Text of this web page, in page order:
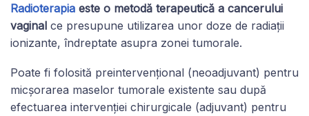
Radioterapia este o metodă terapeutică a cancerului
vaginal ce presupune utilizarea unor doze de radiații
ionizante, îndreptate asupra zonei tumorale.
Poate fi folosită preintervențional (neoadjuvant) pentru
micșorarea maselor tumorale existente sau după
efectuarea intervenției chirurgicale (adjuvant) pentru